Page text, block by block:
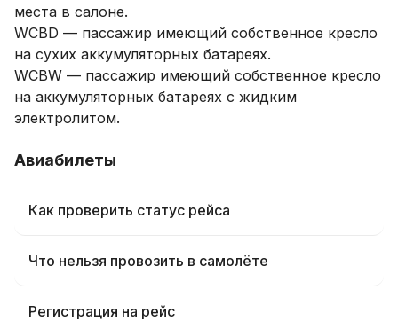
места в салоне.
WCBD — пассажир имеющий собственное кресло
на сухих аккумуляторных батареях.
WCBW — пассажир имеющий собственное кресло
на аккумуляторных батареях с жидким
электролитом.
Авиабилеты
Как проверить статус рейса
Что нельзя провозить в самолёте
Регистрация на рейс